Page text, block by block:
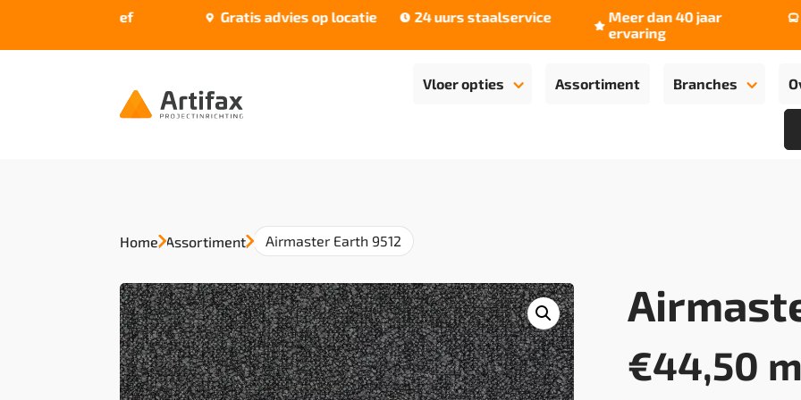
Gratis advies op locatie 24 uurs staalservice
Meer dan 40 jaar
ervaring
Vloer opties Assortiment Branches
Home/Assortiment/ Airmaster Earth 9512
€44,50